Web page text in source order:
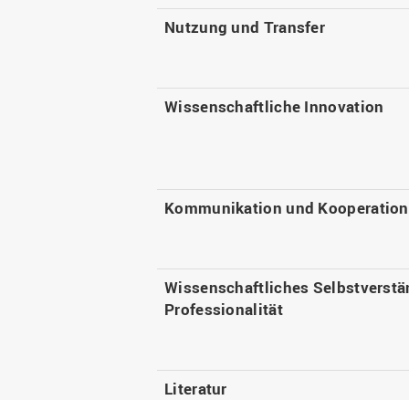
Nutzung und Transfer
Wissenschaftliche Innovation
Kommunikation und Kooperation
Wissenschaftliches
Professionalität
Literatur